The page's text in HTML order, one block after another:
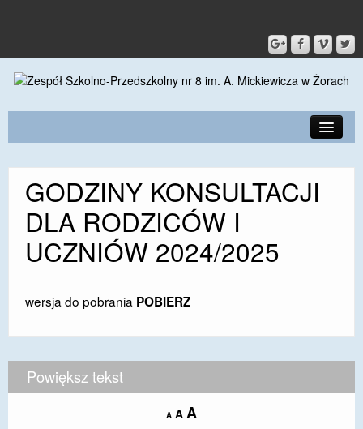
O SZKOLE
KONTAKT
DLA RODZICÓW I UCZNIÓW
DOSTĘPNOŚĆ
POLITYKA PRYWATNOŚCI
GODZINY KONSULTACJI
DLA RODZICÓW I
UCZNIÓW 2024/2025
wersja do pobrania POBIERZ
Powiększ tekst
A Decrease
A Reset
AIncrease